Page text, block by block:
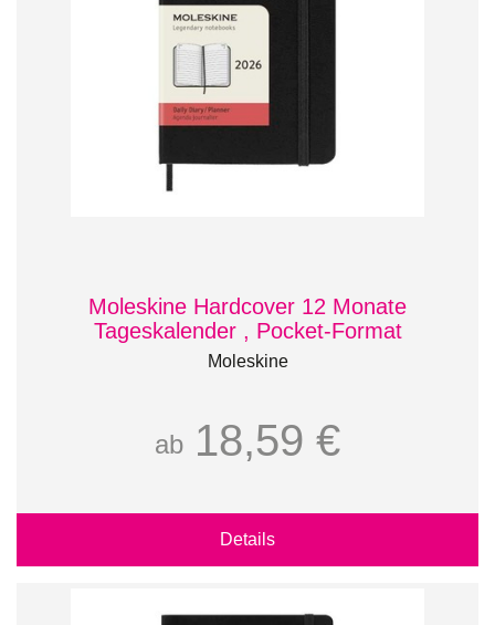
Moleskine Hardcover 12 Monate
Tageskalender , Pocket-Format
Moleskine
ab 18,59 €
Details